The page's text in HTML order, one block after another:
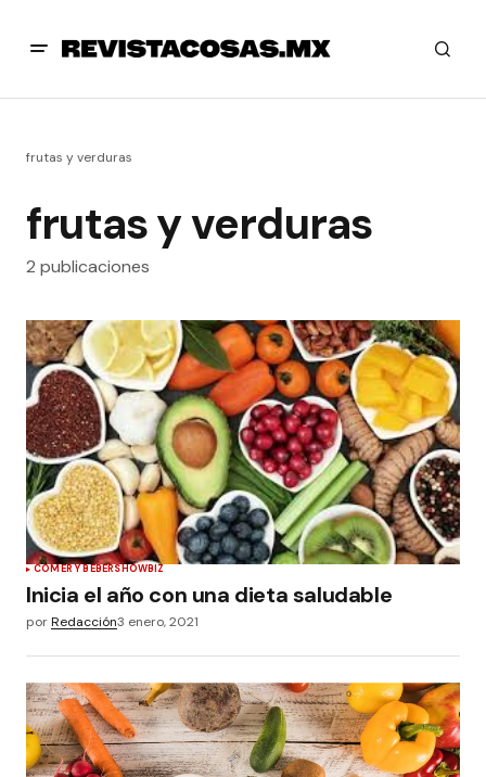
frutas y verduras
frutas y verduras
2 publicaciones
COMER Y BEBERSHOWBIZ
Inicia el año con una dieta saludable
porRedacción3 enero, 2021